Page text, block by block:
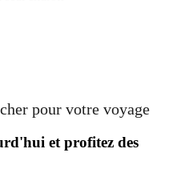
pour votre voyage
et profitez des